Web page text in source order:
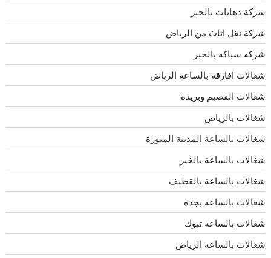
شركة دهانات بالخبر
شركة نقل اثاث من الرياض
شركه سباكه بالخبر
شغالات افارقه بالساعه الرياض
شغالات القصيم وبريدة
شغالات بالرياض
شغالات بالساعة المدينة المنورة
شغالات بالساعة بالخبر
شغالات بالساعة بالقطيف
شغالات بالساعة بجدة
شغالات بالساعة تبوك
شغالات بالساعه الرياض